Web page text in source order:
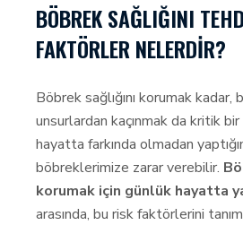
BÖBREK SAĞLIĞINI
FAKTÖRLER NELERDIR?
Böbrek sağlığını korumak
unsurlardan kaçınmak da kritik
hayatta farkında olmadan
böbreklerimize zarar verebilir.
korumak için günlük hayatta
arasında, bu risk faktörlerini